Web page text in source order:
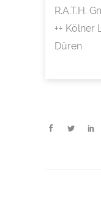
R.A.T.H.
++ Kölner
Düren